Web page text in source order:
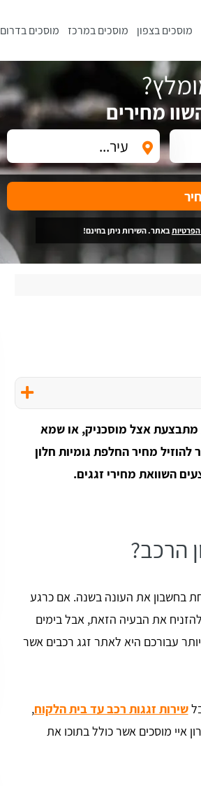
מוסכים בצפון מוסכים במרכז מוסכים בדרום
מחירים
הפרטיותבאתר. השירות ניתן בחינם!
מתבצעת אצל מוסכניק, או שמא
מחיר החלפת גומיות חלון
השוואת מחירי זגגים.
הרכב?
בחשבון את העונה בשנה. אם כרגע
את הבעיה הזאת, אבל בימים
עבורכם היא לאתר זגג רכבים אשר
שירות זגגות רכב עד בית הלקוח,
איי מוסכים אשר כולל בתוכו את